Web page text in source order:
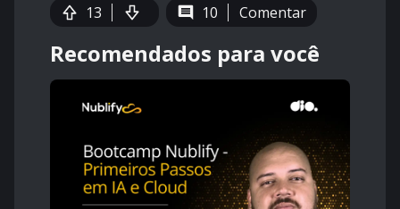
13 10 Comentar
Recomendados para você